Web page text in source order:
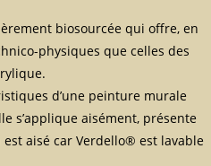
biosourcée qui offre, en
physiques que celles des
d’une peinture murale
s’applique aisément, présente
aisé car Verdello® est lavable